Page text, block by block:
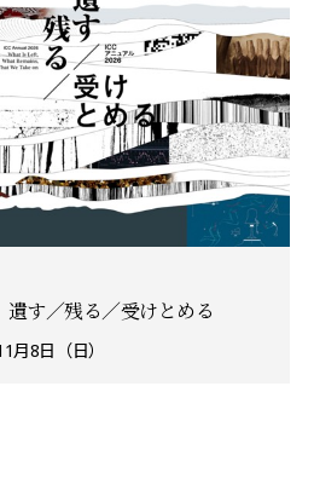
す／残る／受けとめる
8日（日）